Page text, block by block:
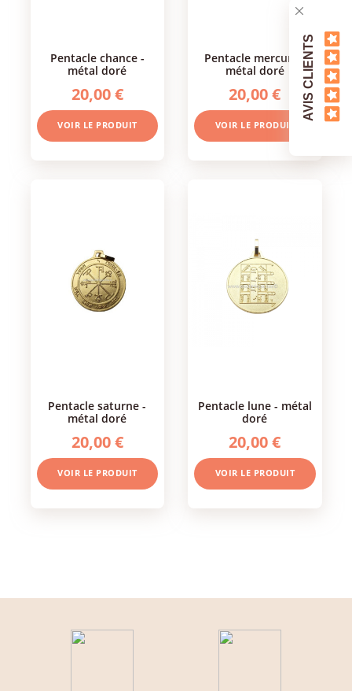
pentacle chance -
métal doré
20,00 €
VOIR LE PRODUIT
pentacle mercure -
métal doré
20,00 €
VOIR LE PRODUIT
pentacle saturne -
métal doré
20,00 €
VOIR LE PRODUIT
pentacle lune - métal
doré
20,00 €
VOIR LE PRODUIT
AVIS CLIENTS